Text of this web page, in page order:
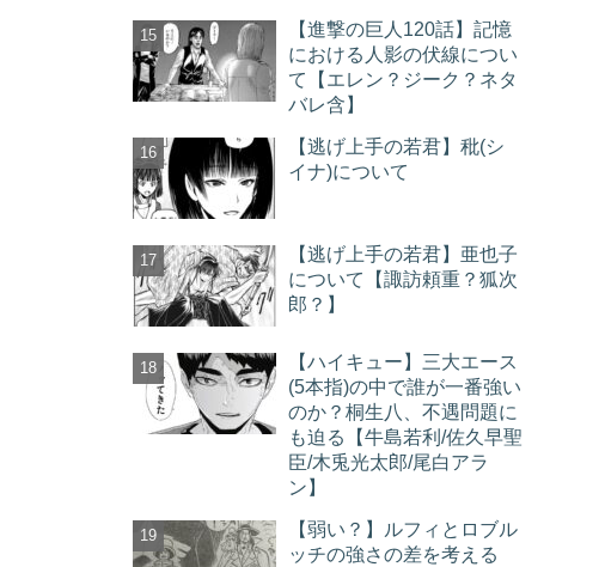
【進撃の巨人120話】記憶
における人影の伏線につい
て【エレン？ジーク？ネタ
バレ含】
【逃げ上手の若君】秕(シ
イナ)について
【逃げ上手の若君】亜也子
について【諏訪頼重？狐次
郎？】
【ハイキュー】三大エース
(5本指)の中で誰が一番強い
のか？桐生八、不遇問題に
も迫る【牛島若利/佐久早聖
臣/木兎光太郎/尾白アラ
ン】
【弱い？】ルフィとロブル
ッチの強さの差を考える